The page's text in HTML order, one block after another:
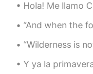
Hola! Me llamo Concettina. Yo vivo en
“And when the fog’s over and the
“Wilderness is not a luxury but a
Y ya la primavera está aquí💃☀️🌼